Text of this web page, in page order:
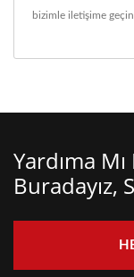
bizimle iletişime
Yardıma
Buradayız,